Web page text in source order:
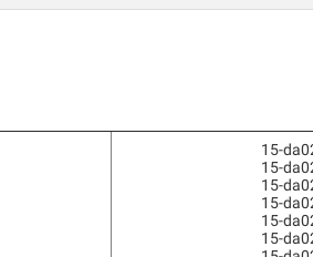
15-
15-
15-
15-
15-
15-